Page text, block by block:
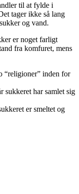
til at fylde i
tager ikke så lang
og vand.
er noget farligt
fra komfuret, mens
“religioner” inden for
sukkeret har samlet sig
er smeltet og